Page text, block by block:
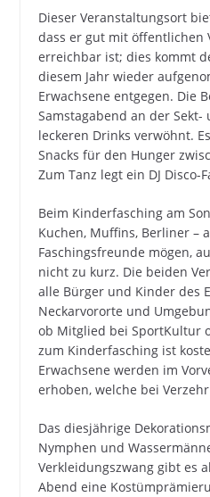
Dieser Veranstaltungsort
dass er gut mit öffentlichen
erreichbar ist; dies kommt
diesem Jahr wieder
Erwachsene entgegen. Die
Samstagabend an der
leckeren Drinks verwöhnt.
Snacks für den Hunger
Zum Tanz legt ein DJ Disco-
Beim Kinderfasching am
Kuchen, Muffins, Berliner –
Faschingsfreunde mögen,
nicht zu kurz. Die beiden
alle Bürger und Kinder des
Neckarvororte und
ob Mitglied bei SportKultur
zum Kinderfasching ist
Erwachsene werden im
erhoben, welche bei
Das diesjährige
Nymphen und
Verkleidungszwang gibt es
Abend eine